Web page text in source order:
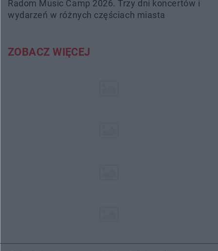
Radom Music Camp 2026. Trzy dni koncertów i
wydarzeń w różnych częściach miasta
ZOBACZ WIĘCEJ